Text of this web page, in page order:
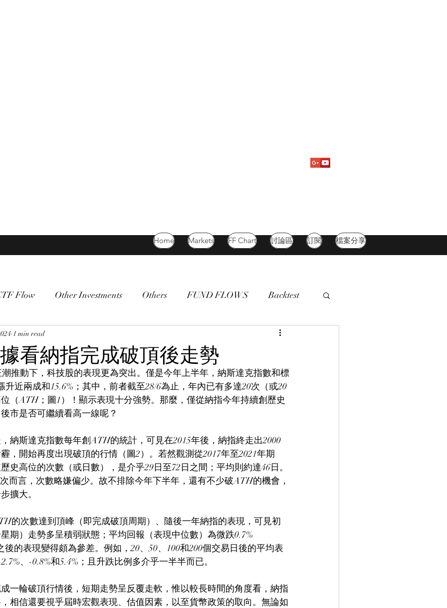
Home Markets FF Chart 討論區 訂閱 檔案分享
Flow Other Investments Others FUND FLOWS Backtest
bitcoin Oil
看納指完成破頂後走勢
1 min read
推動下，科技股的表現更為突出。僅是今年上半年，納斯達克指數和標
升近兩成和15.6%；其中，前者截至28/6為止，年內已有多達20次（或20
（ATH；圖1）！顯示表現十分強勢。那麼，僅從納指今年持續創歷史
市是否可繼續看高一線呢？
納斯達克指數每年創ATH的統計，可見在2015年後，納指終走出2000
，開始再度出現破頂的行情（圖2）。若然觀測從2017年至2021年期
史高位的次數（或日數），是介乎29日至72日之間；平均則約達46日。
而言，次數略嫌偏少。故不排除今年下半年，還有不少破ATH的機會，
擴大。
的次數達到頂峰（即完成破頂周期）、隨後一年納指的表現，可見初
期）走勢多呈積弱狀態；平均回報（表現中位數）為微跌0.7%
後的表現變得頗為參差。例如，20、50、100和200個交易日後的平均表
、-0.8%和5.4%；且升跌比例多介乎一半半而已。
一輪破頂行情後，短期走勢呈反覆走軟，惟以較長時間的角度看，納指
相信還要視乎屆時宏觀表現、估值因素，以至貨幣政策的取向。無論如